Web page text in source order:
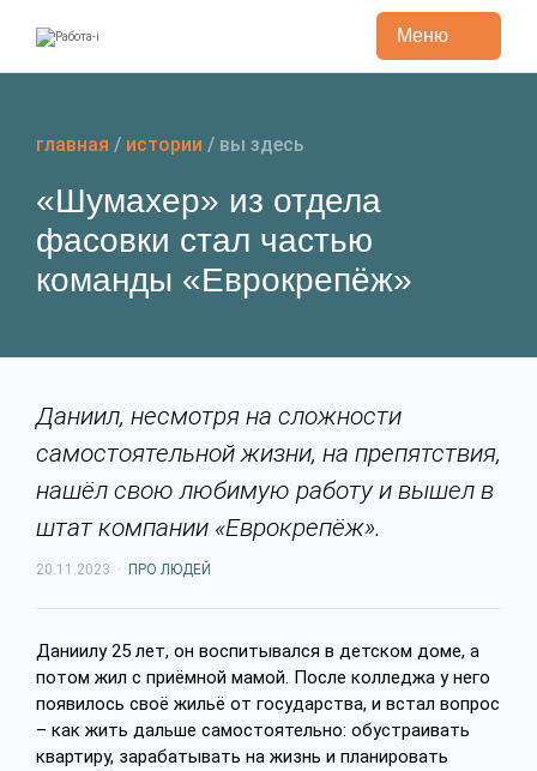
содержанию
Меню
главная / истории / вы здесь
«Шумахер» из отдела
фасовки стал частью
команды «Еврокрепёж»
Даниил, несмотря на сложности
самостоятельной жизни, на препятствия,
нашёл свою любимую работу и вышел в
штат компании «Еврокрепёж».
20.11.2023 · ПРО ЛЮДЕЙ
Даниилу 25 лет, он воспитывался в детском доме, а
потом жил с приёмной мамой. После колледжа у него
появилось своё жильё от государства, и встал вопрос
– как жить дальше самостоятельно: обустраивать
квартиру, зарабатывать на жизнь и планировать